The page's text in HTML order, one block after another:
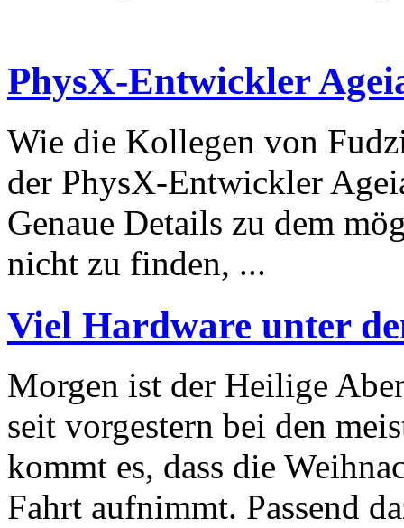
PhysX-Entwickler
Wie die Kollegen von
der PhysX-Entwickler
Genaue Details zu dem
nicht zu finden, ...
Viel Hardware unter
Morgen ist der Heilige
seit vorgestern bei den
kommt es, dass die
Fahrt aufnimmt. Passend